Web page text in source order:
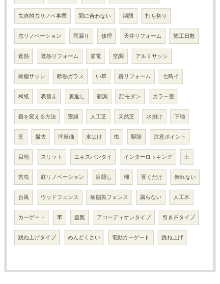
先進的窓リノベ事業 間に合わない 期限 打ち切り
窓リノベーション 雨漏り 修理 天井リフォーム 施工日数
遮熱 遮熱リフォーム 節電 空調 アルミサッシ
樹脂サッシ 断熱ガラス い草 畳リフォーム 七島イ
和紙 表替え 裏返し 新調 話モダン カラー畳
畳を変える方法 畳縁 人工芝 天然芝 水捌け 下地
芝 撤去 坪単価 水はけ 虫 駆除 注意ポイント
目地 スリット エキスパンタイ インターロッキング 土
害虫 庭リノベーション 目隠し 柵 置くだけ 倒れない
台風 ウッドフェンス 樹脂製フェンス 腐らない 人工木
カーゲート 車 盗難 アコーディオンタイプ 引き戸タイプ
跳ね上げタイプ めんどくさい 電動カーゲート 跳ね上げ